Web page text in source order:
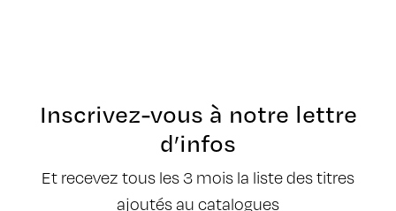
Inscrivez-vous à notre lettre
d’infos
Et recevez tous les 3 mois la liste des titres
ajoutés au catalogues